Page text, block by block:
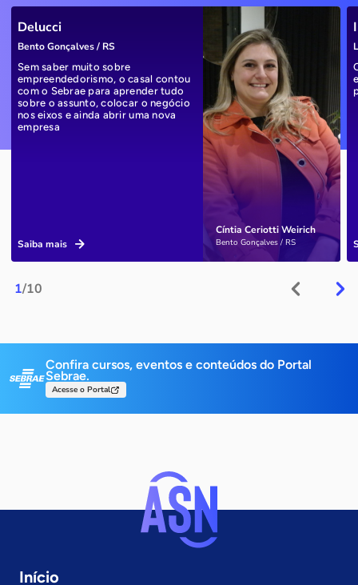
1/10
Cíntia Ceriotti Weirich
Bento Gonçalves / RS
Delucci
Bento Gonçalves / RS
Sem saber muito sobre
empreendedorismo, o casal contou
com o Sebrae para aprender tudo
sobre o assunto, colocar o negócio
nos eixos e ainda abrir uma nova
empresa
Saiba mais
Confira cursos, eventos e conteúdos do Portal
Sebrae.
Acesse o Portal
Início